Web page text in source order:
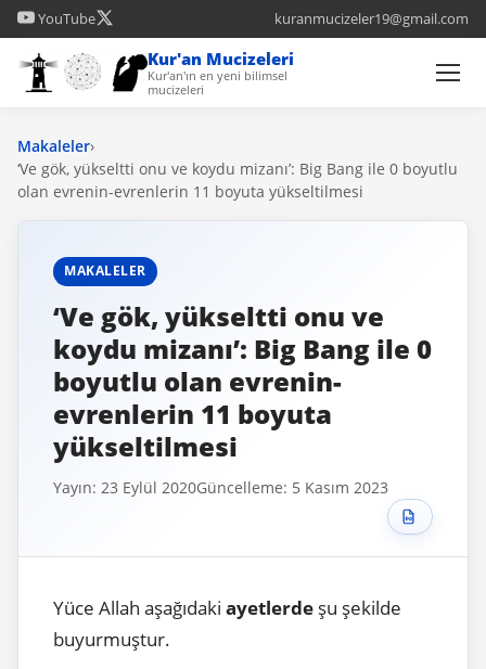
YouTube kuranmucizeler19@gmail.com
Kur'an Mucizeleri
Kur'an'ın en yeni bilimsel
mucizeleri
Makaleler›
‘Ve gök, yükseltti onu ve koydu mizanı’: Big Bang ile 0 boyutlu
olan evrenin-evrenlerin 11 boyuta yükseltilmesi
MAKALELER
‘Ve gök, yükseltti onu ve
koydu mizanı’: Big Bang ile 0
boyutlu olan evrenin-
evrenlerin 11 boyuta
yükseltilmesi
Yayın: 23 Eylül 2020Güncelleme: 5 Kasım 2023
Yüce Allah aşağıdaki ayetlerde şu şekilde
buyurmuştur.